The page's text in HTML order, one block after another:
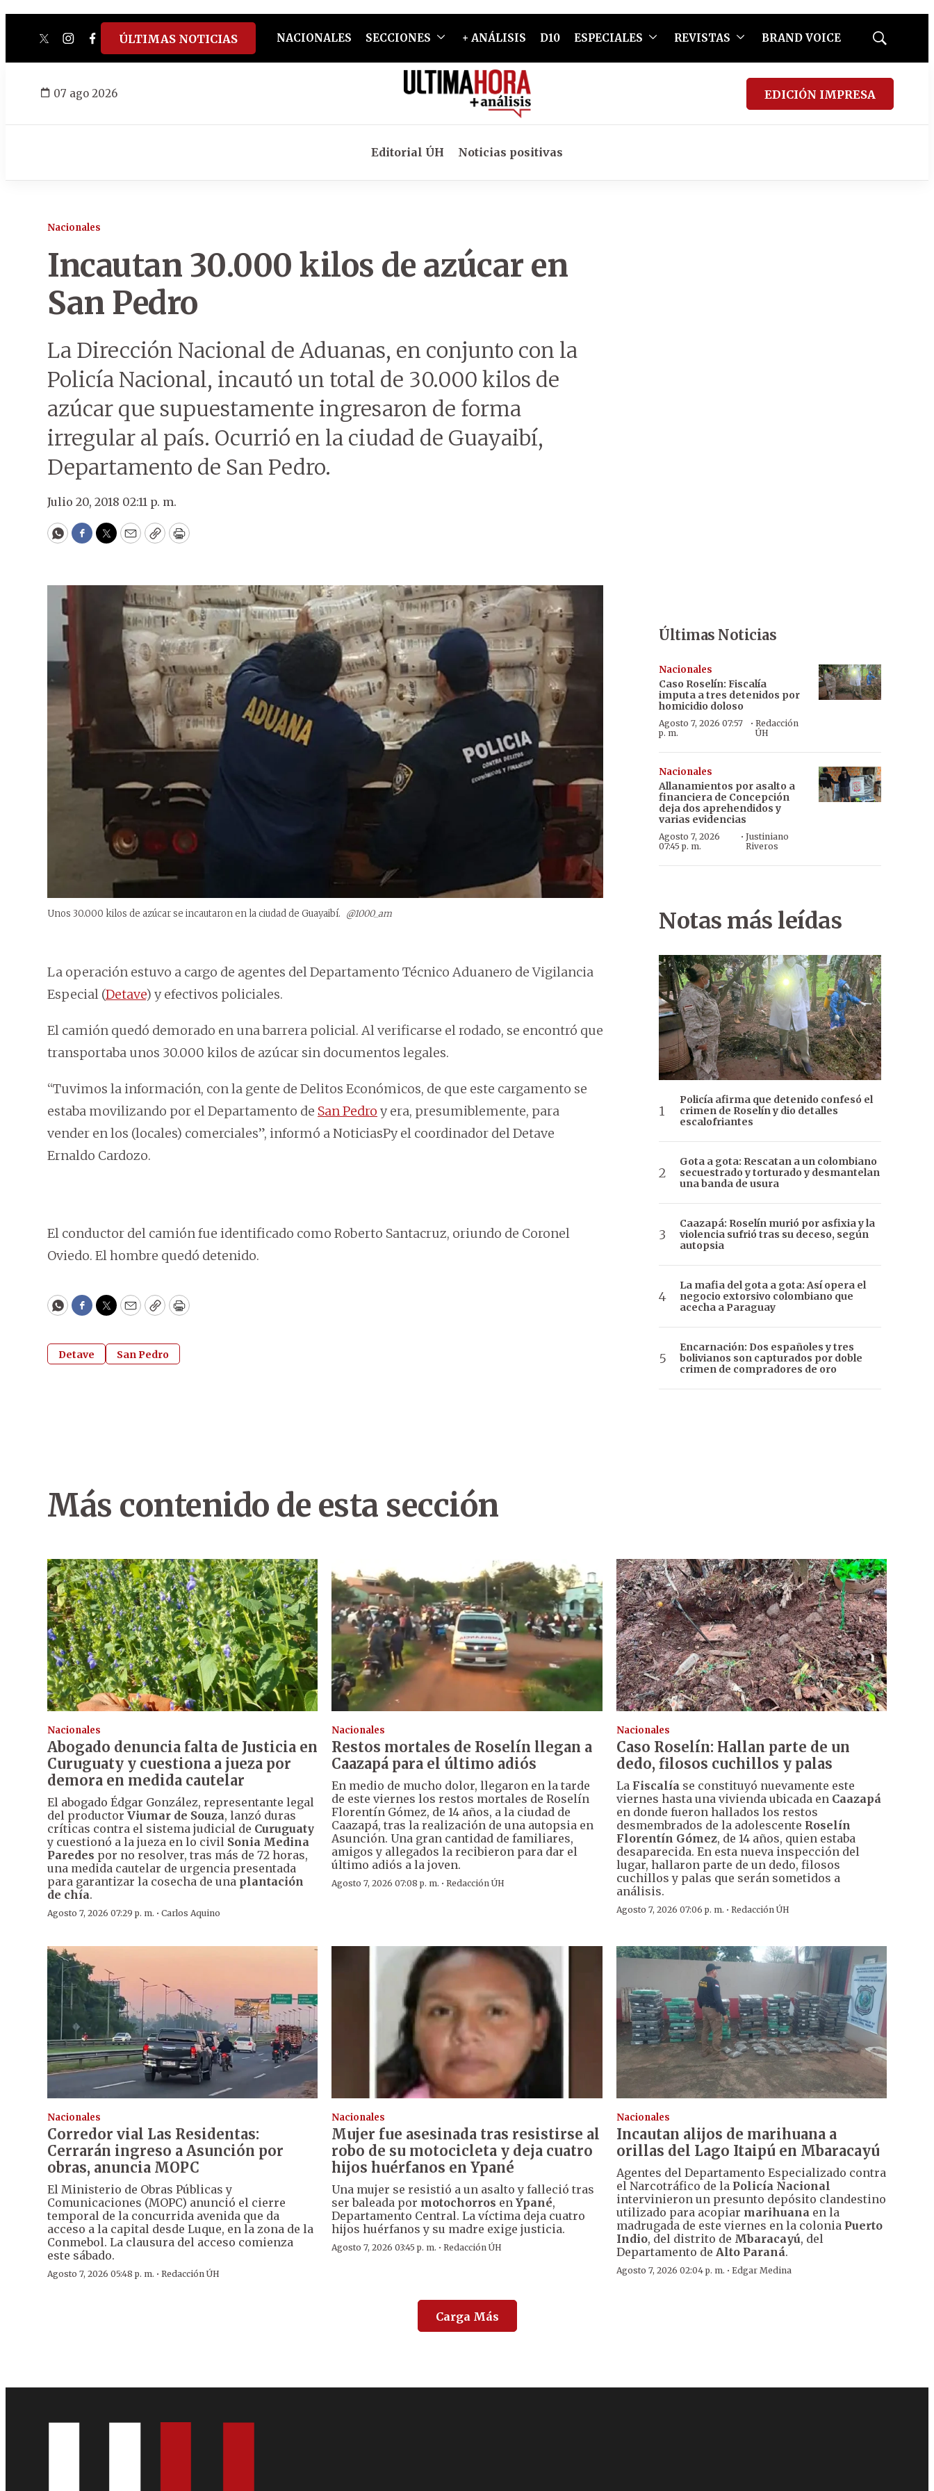
twitterinstagram
facebook
tiktokyoutube
spotify
ÚLTIMAS NOTICIAS NACIONALES SECCIONES + ANÁLISIS D10 ESPECIALES REVISTAS BRAND VOICE
Mostrar
07 ago 2026 EDICIÓN IMPRESA
Editorial ÚH Noticias positivas
Nacionales
Incautan 30.000 kilos de azúcar en
San Pedro
La Dirección Nacional de Aduanas, en conjunto con la
Policía Nacional, incautó un total de 30.000 kilos de
azúcar que supuestamente ingresaron de forma
irregular al país. Ocurrió en la ciudad de Guayaibí,
Departamento de San Pedro.
Julio 20, 2018 02:11 p. m.
WhatsApp
Facebook
Twitter
EmailCopyPrint
Unos 30.000 kilos de azúcar se incautaron en la ciudad de Guayaibí. @1000_am
La operación estuvo a cargo de agentes del Departamento Técnico Aduanero de Vigilancia
Especial (Detave) y efectivos policiales.
El camión quedó demorado en una barrera policial. Al verificarse el rodado, se encontró que
transportaba unos 30.000 kilos de azúcar sin documentos legales.
“Tuvimos la información, con la gente de Delitos Económicos, de que este cargamento se
estaba movilizando por el Departamento de San Pedro y era, presumiblemente, para
vender en los (locales) comerciales”, informó a NoticiasPy el coordinador del Detave
Ernaldo Cardozo.
El conductor del camión fue identificado como Roberto Santacruz, oriundo de Coronel
Oviedo. El hombre quedó detenido.
WhatsApp
Facebook
Twitter
EmailCopyPrint
Detave San Pedro
Últimas Noticias
Nacionales
Caso Roselín: Fiscalía
imputa a tres detenidos por
homicidio doloso
Agosto 7, 2026 07:57
p. m.
· Redacción
ÚH
Nacionales
Allanamientos por asalto a
financiera de Concepción
deja dos aprehendidos y
varias evidencias
Agosto 7, 2026
07:45 p. m.
·Justiniano
Riveros
Notas más leídas
Policía afirma que detenido confesó el
crimen de Roselín y dio detalles
escalofriantes
Gota a gota: Rescatan a un colombiano
secuestrado y torturado y desmantelan
una banda de usura
Caazapá: Roselín murió por asfixia y la
violencia sufrió tras su deceso, según
autopsia
La mafia del gota a gota: Así opera el
negocio extorsivo colombiano que
acecha a Paraguay
Encarnación: Dos españoles y tres
bolivianos son capturados por doble
crimen de compradores de oro
Más contenido de esta sección
Nacionales
Abogado denuncia falta de Justicia en
Curuguaty y cuestiona a jueza por
demora en medida cautelar
El abogado Édgar González, representante legal
del productor Viumar de Souza, lanzó duras
críticas contra el sistema judicial de Curuguaty
y cuestionó a la jueza en lo civil Sonia Medina
Paredes por no resolver, tras más de 72 horas,
una medida cautelar de urgencia presentada
para garantizar la cosecha de una plantación
de chía.
Agosto 7, 2026 07:29 p. m. · Carlos Aquino
Nacionales
Restos mortales de Roselín llegan a
Caazapá para el último adiós
En medio de mucho dolor, llegaron en la tarde
de este viernes los restos mortales de Roselín
Florentín Gómez, de 14 años, a la ciudad de
Caazapá, tras la realización de una autopsia en
Asunción. Una gran cantidad de familiares,
amigos y allegados la recibieron para dar el
último adiós a la joven.
Agosto 7, 2026 07:08 p. m. ·Redacción ÚH
Nacionales
Caso Roselín: Hallan parte de un
dedo, filosos cuchillos y palas
La Fiscalía se constituyó nuevamente este
viernes hasta una vivienda ubicada en Caazapá
en donde fueron hallados los restos
desmembrados de la adolescente Roselín
Florentín Gómez, de 14 años, quien estaba
desaparecida. En esta nueva inspección del
lugar, hallaron parte de un dedo, filosos
cuchillos y palas que serán sometidos a
análisis.
Agosto 7, 2026 07:06 p. m. · Redacción ÚH
Nacionales
Corredor vial Las Residentas:
Cerrarán ingreso a Asunción por
obras, anuncia MOPC
El Ministerio de Obras Públicas y
Comunicaciones (MOPC) anunció el cierre
temporal de la concurrida avenida que da
acceso a la capital desde Luque, en la zona de la
Conmebol. La clausura del acceso comienza
este sábado.
Agosto 7, 2026 05:48 p. m. · Redacción ÚH
Nacionales
Mujer fue asesinada tras resistirse al
robo de su motocicleta y deja cuatro
hijos huérfanos en Ypané
Una mujer se resistió a un asalto y falleció tras
ser baleada por motochorros enYpané,
Departamento Central. La víctima deja cuatro
hijos huérfanos y su madre exige justicia.
Agosto 7, 2026 03:45 p. m. ·Redacción ÚH
Nacionales
Incautan alijos de marihuana a
orillas del Lago Itaipú en Mbaracayú
Agentes del Departamento Especializado contra
el Narcotráfico de la Policía Nacional
intervinieron un presunto depósito clandestino
utilizado para acopiar marihuana en la
madrugada de este viernes en la colonia Puerto
Indio, del distrito de Mbaracayú, del
Departamento de Alto Paraná.
Agosto 7, 2026 02:04 p. m. · Edgar Medina
Carga Más